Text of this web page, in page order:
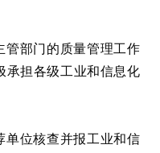
管部门的质量管理工作
承担各级工业和信息化
单位核查并报工业和信